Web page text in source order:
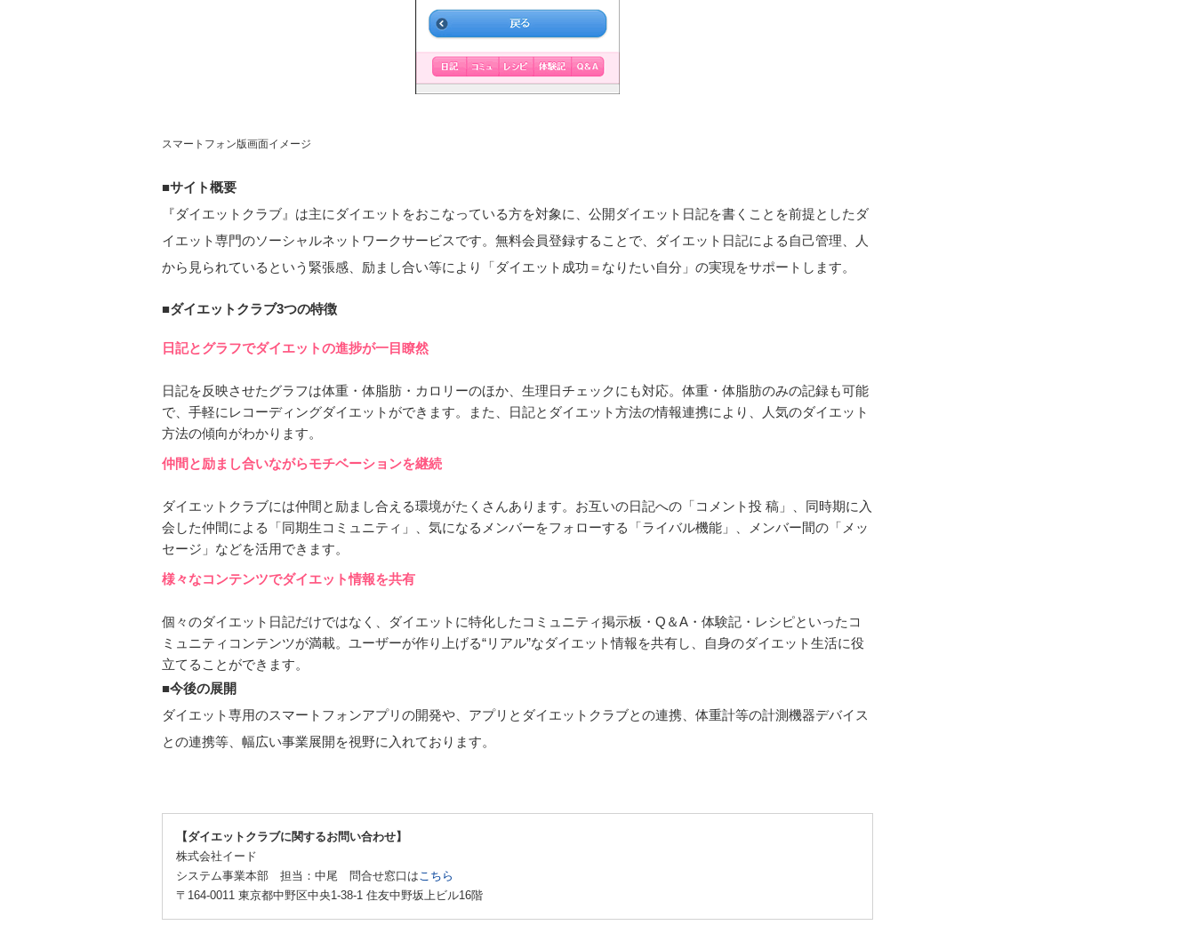
スマートフォン版画面イメージ
■サイト概要
『ダイエットクラブ』は主にダイエットをおこなっている方を対象に、公開ダイエット日記を書くことを前提としたダ
イエット専門のソーシャルネットワークサービスです。無料会員登録することで、ダイエット日記による自己管理、人
から見られているという緊張感、励まし合い等により「ダイエット成功＝なりたい自分」の実現をサポートします。
■ダイエットクラブ3つの特徴
日記とグラフでダイエットの進捗が一目瞭然
日記を反映させたグラフは体重・体脂肪・カロリーのほか、生理日チェックにも対応。体重・体脂肪のみの記録も可能
で、手軽にレコーディングダイエットができます。また、日記とダイエット方法の情報連携により、人気のダイエット
方法の傾向がわかります。
仲間と励まし合いながらモチベーションを継続
ダイエットクラブには仲間と励まし合える環境がたくさんあります。お互いの日記への「コメント投 稿」、同時期に入
会した仲間による「同期生コミュニティ」、気になるメンバーをフォローする「ライバル機能」、メンバー間の「メッ
セージ」などを活用できます。
様々なコンテンツでダイエット情報を共有
個々のダイエット日記だけではなく、ダイエットに特化したコミュニティ掲示板・Q＆A・体験記・レシピといったコ
ミュニティコンテンツが満載。ユーザーが作り上げる“リアル”なダイエット情報を共有し、自身のダイエット生活に役
立てることができます。
■今後の展開
ダイエット専用のスマートフォンアプリの開発や、アプリとダイエットクラブとの連携、体重計等の計測機器デバイス
との連携等、幅広い事業展開を視野に入れております。
【ダイエットクラブに関するお問い合わせ】
株式会社イード
システム事業本部 担当：中尾 問合せ窓口はこちら
〒164-0011 東京都中野区中央1-38-1 住友中野坂上ビル16階